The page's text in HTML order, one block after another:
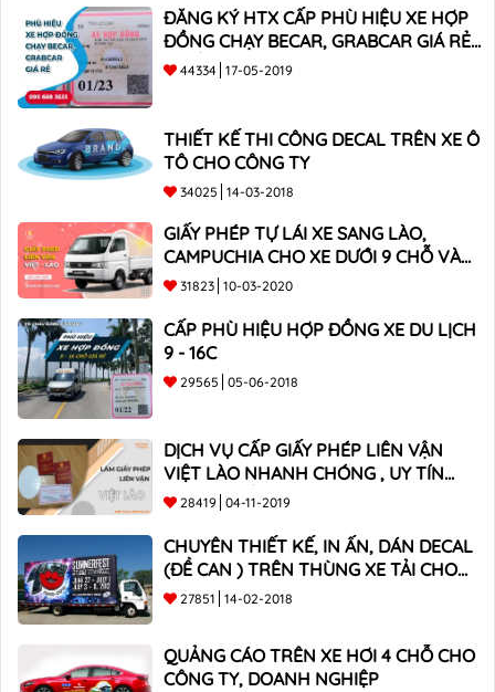
ĐĂNG KÝ HTX CẤP PHÙ HIỆU XE HỢP
ĐỒNG CHẠY BECAR, GRABCAR GIÁ RẺ
NHẤT
44334 17-05-2019
THIẾT KẾ THI CÔNG DECAL TRÊN XE Ô
TÔ CHO CÔNG TY
34025 14-03-2018
GIẤY PHÉP TỰ LÁI XE SANG LÀO,
CAMPUCHIA CHO XE DƯỚI 9 CHỖ VÀ
XE BÁN TẢI
31823 10-03-2020
CẤP PHÙ HIỆU HỢP ĐỒNG XE DU LỊCH
9 - 16C
29565 05-06-2018
DỊCH VỤ CẤP GIẤY PHÉP LIÊN VẬN
VIỆT LÀO NHANH CHÓNG , UY TÍN
TOÀN QUỐC
28419 04-11-2019
CHUYÊN THIẾT KẾ, IN ẤN, DÁN DECAL
(ĐỀ CAN ) TRÊN THÙNG XE TẢI CHO
CÔNG TY
27851 14-02-2018
QUẢNG CÁO TRÊN XE HƠI 4 CHỖ CHO
CÔNG TY, DOANH NGHIỆP